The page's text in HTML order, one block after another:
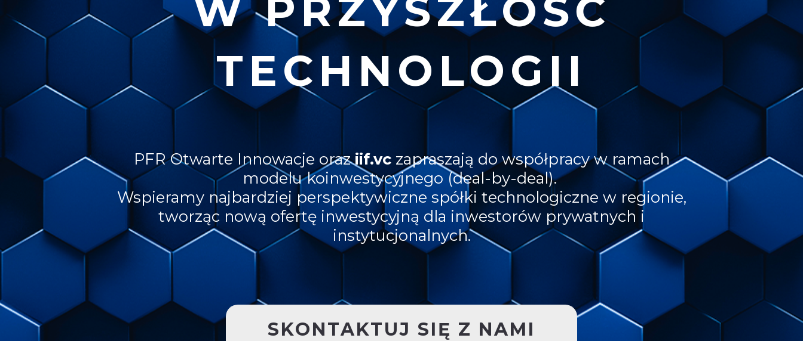
W PRZYSZŁOŚĆ
TECHNOLOGII
PFR Otwarte Innowacje oraziif.vczapraszają do współpracy w ramach
modelu koinwestycyjnego (deal-by-deal).
Wspieramy najbardziej perspektywiczne spółki technologiczne w regionie,
tworząc nową ofertę inwestycyjną dla inwestorów prywatnych i
instytucjonalnych.
SKONTAKTUJ SIĘ Z NAMI